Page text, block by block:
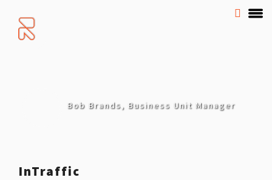
InTraffic
Bob Brands, Business Unit Manager